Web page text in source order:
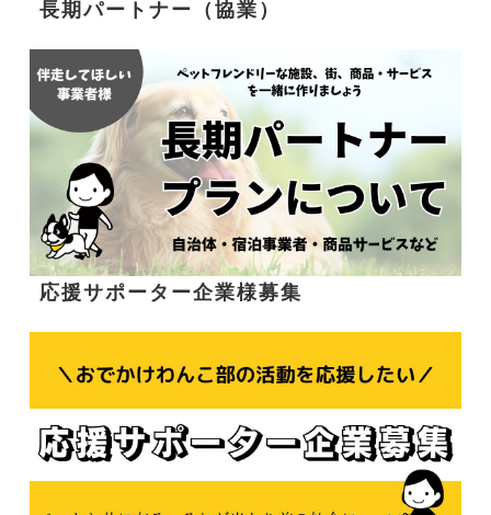
長期パートナー（協業）
応援サポーター企業様募集